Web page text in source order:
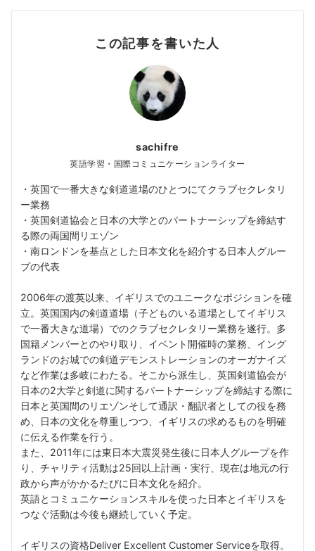
この記事を書いた人
sachifre
英語学習・国際コミュニケーションライター
・英国で一番大きな剣道道場のひとつにてクラブセクレタリ
ー業務
・英国剣道協会と日本の大学とのパートナーシップを締結す
る際の両国間リエゾン
・南ロンドンを基点とした日本文化を紹介する日本人グルー
プの代表
2006年の渡英以来、イギリスでのユニークなポジションを確
立。英国国内の剣道道場（子どものいる道場としてイギリス
で一番大きな道場）でのクラブセクレタリー業務を遂行。多
国籍メンバーとのやり取り、イベント開催時の業務、イング
ランドのお城での剣道デモンストレーションのオーガナイズ
など作業は多岐にわたる。そこから派生し、英国剣道協会が
日本の2大学と剣道に関するパートナーシップを締結する際に
日本と英国間のリエゾンそして通訳・翻訳者としての役を務
め、日本の文化を尊重しつつ、イギリスの求めるものを明確
に伝える作業を行う。
また、2011年には東日本大震災発生後に日本人グループを作
り、チャリティ活動は25回以上計画・実行、現在は地元の行
政から声がかかるたびに日本文化を紹介。
英語とコミュニケーションスキルを使った日本とイギリスを
つなぐ活動は今後も継続していく予定。
イギリスの資格Deliver Excellent Customer Serviceを取得。